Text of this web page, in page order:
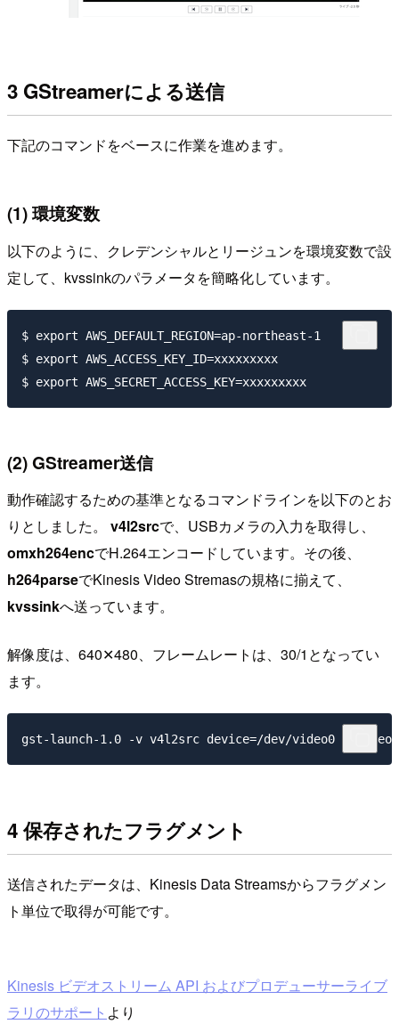
3 GStreamerによる送信
下記のコマンドをベースに作業を進めます。
(1) 環境変数
以下のように、クレデンシャルとリージュンを環境変数で設
定して、kvssinkのパラメータを簡略化しています。
$ export AWS_DEFAULT_REGION=ap-northeast-1
$ export AWS_ACCESS_KEY_ID=xxxxxxxxx
(2) GStreamer送信
動作確認するための基準となるコマンドラインを以下のとお
りとしました。 v4l2srcで、USBカメラの入力を取得し、
omxh264encでH.264エンコードしています。その後、
h264parseでKinesis Video Stremasの規格に揃えて、
kvssinkへ送っています。
解像度は、640✕480、フレームレートは、30/1となってい
ます。
4 保存されたフラグメント
送信されたデータは、Kinesis Data Streamsからフラグメン
ト単位で取得が可能です。
Kinesis ビデオストリーム API およびプロデューサーライブ
ラリのサポート より